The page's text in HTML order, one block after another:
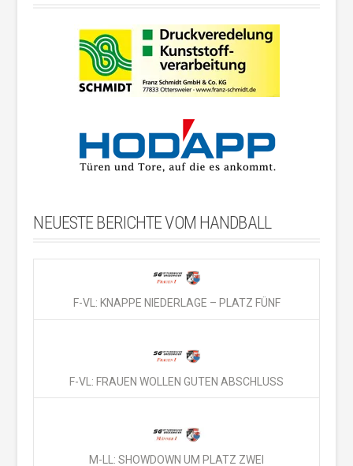
NEUESTE BERICHTE VOM HANDBALL
F-VL: KNAPPE NIEDERLAGE – PLATZ FÜNF
F-VL: FRAUEN WOLLEN GUTEN ABSCHLUSS
M-LL: SHOWDOWN UM PLATZ ZWEI